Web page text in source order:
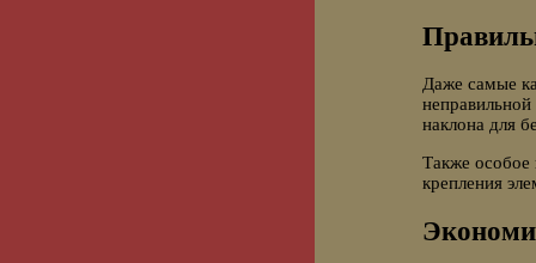
Даже самые
наклона для
Также особое
крепления